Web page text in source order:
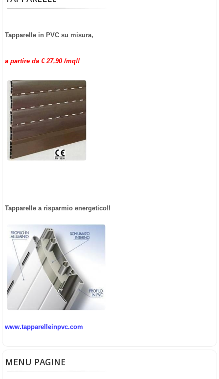
Tapparelle in PVC su misura,
a partire da € 27,90 /mq!!
Tapparelle a risparmio energetico!!
www.tapparelleinpvc.com
MENU PAGINE